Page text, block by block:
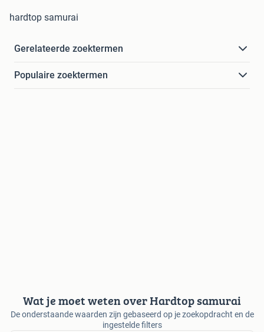
hardtop samurai
Gerelateerde zoektermen
Populaire zoektermen
Wat je moet weten over Hardtop samurai
De onderstaande waarden zijn gebaseerd op je zoekopdracht en de
ingestelde filters